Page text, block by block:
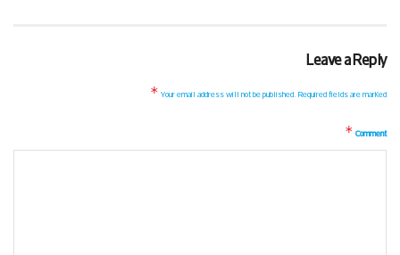
Leave a Reply
Your email address will not be published.Required fields are marked
*
Comment
*